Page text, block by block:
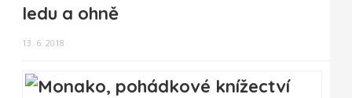
ledu a ohně
13. 6. 2018